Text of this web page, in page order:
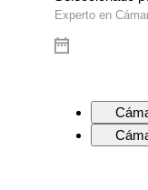
Experto en